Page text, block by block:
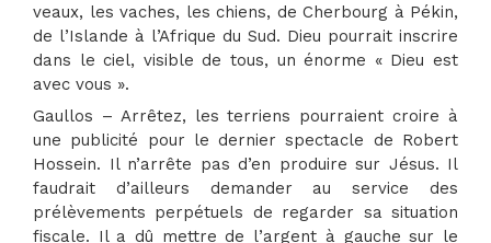
veaux, les vaches, les chiens, de Cherbourg à Pékin,
de l’Islande à l’Afrique du Sud. Dieu pourrait inscrire
dans le ciel, visible de tous, un énorme « Dieu est
avec vous ».
Gaullos – Arrêtez, les terriens pourraient croire à
une publicité pour le dernier spectacle de Robert
Hossein. Il n’arrête pas d’en produire sur Jésus. Il
faudrait d’ailleurs demander au service des
prélèvements perpétuels de regarder sa situation
fiscale. Il a dû mettre de l’argent à gauche sur le